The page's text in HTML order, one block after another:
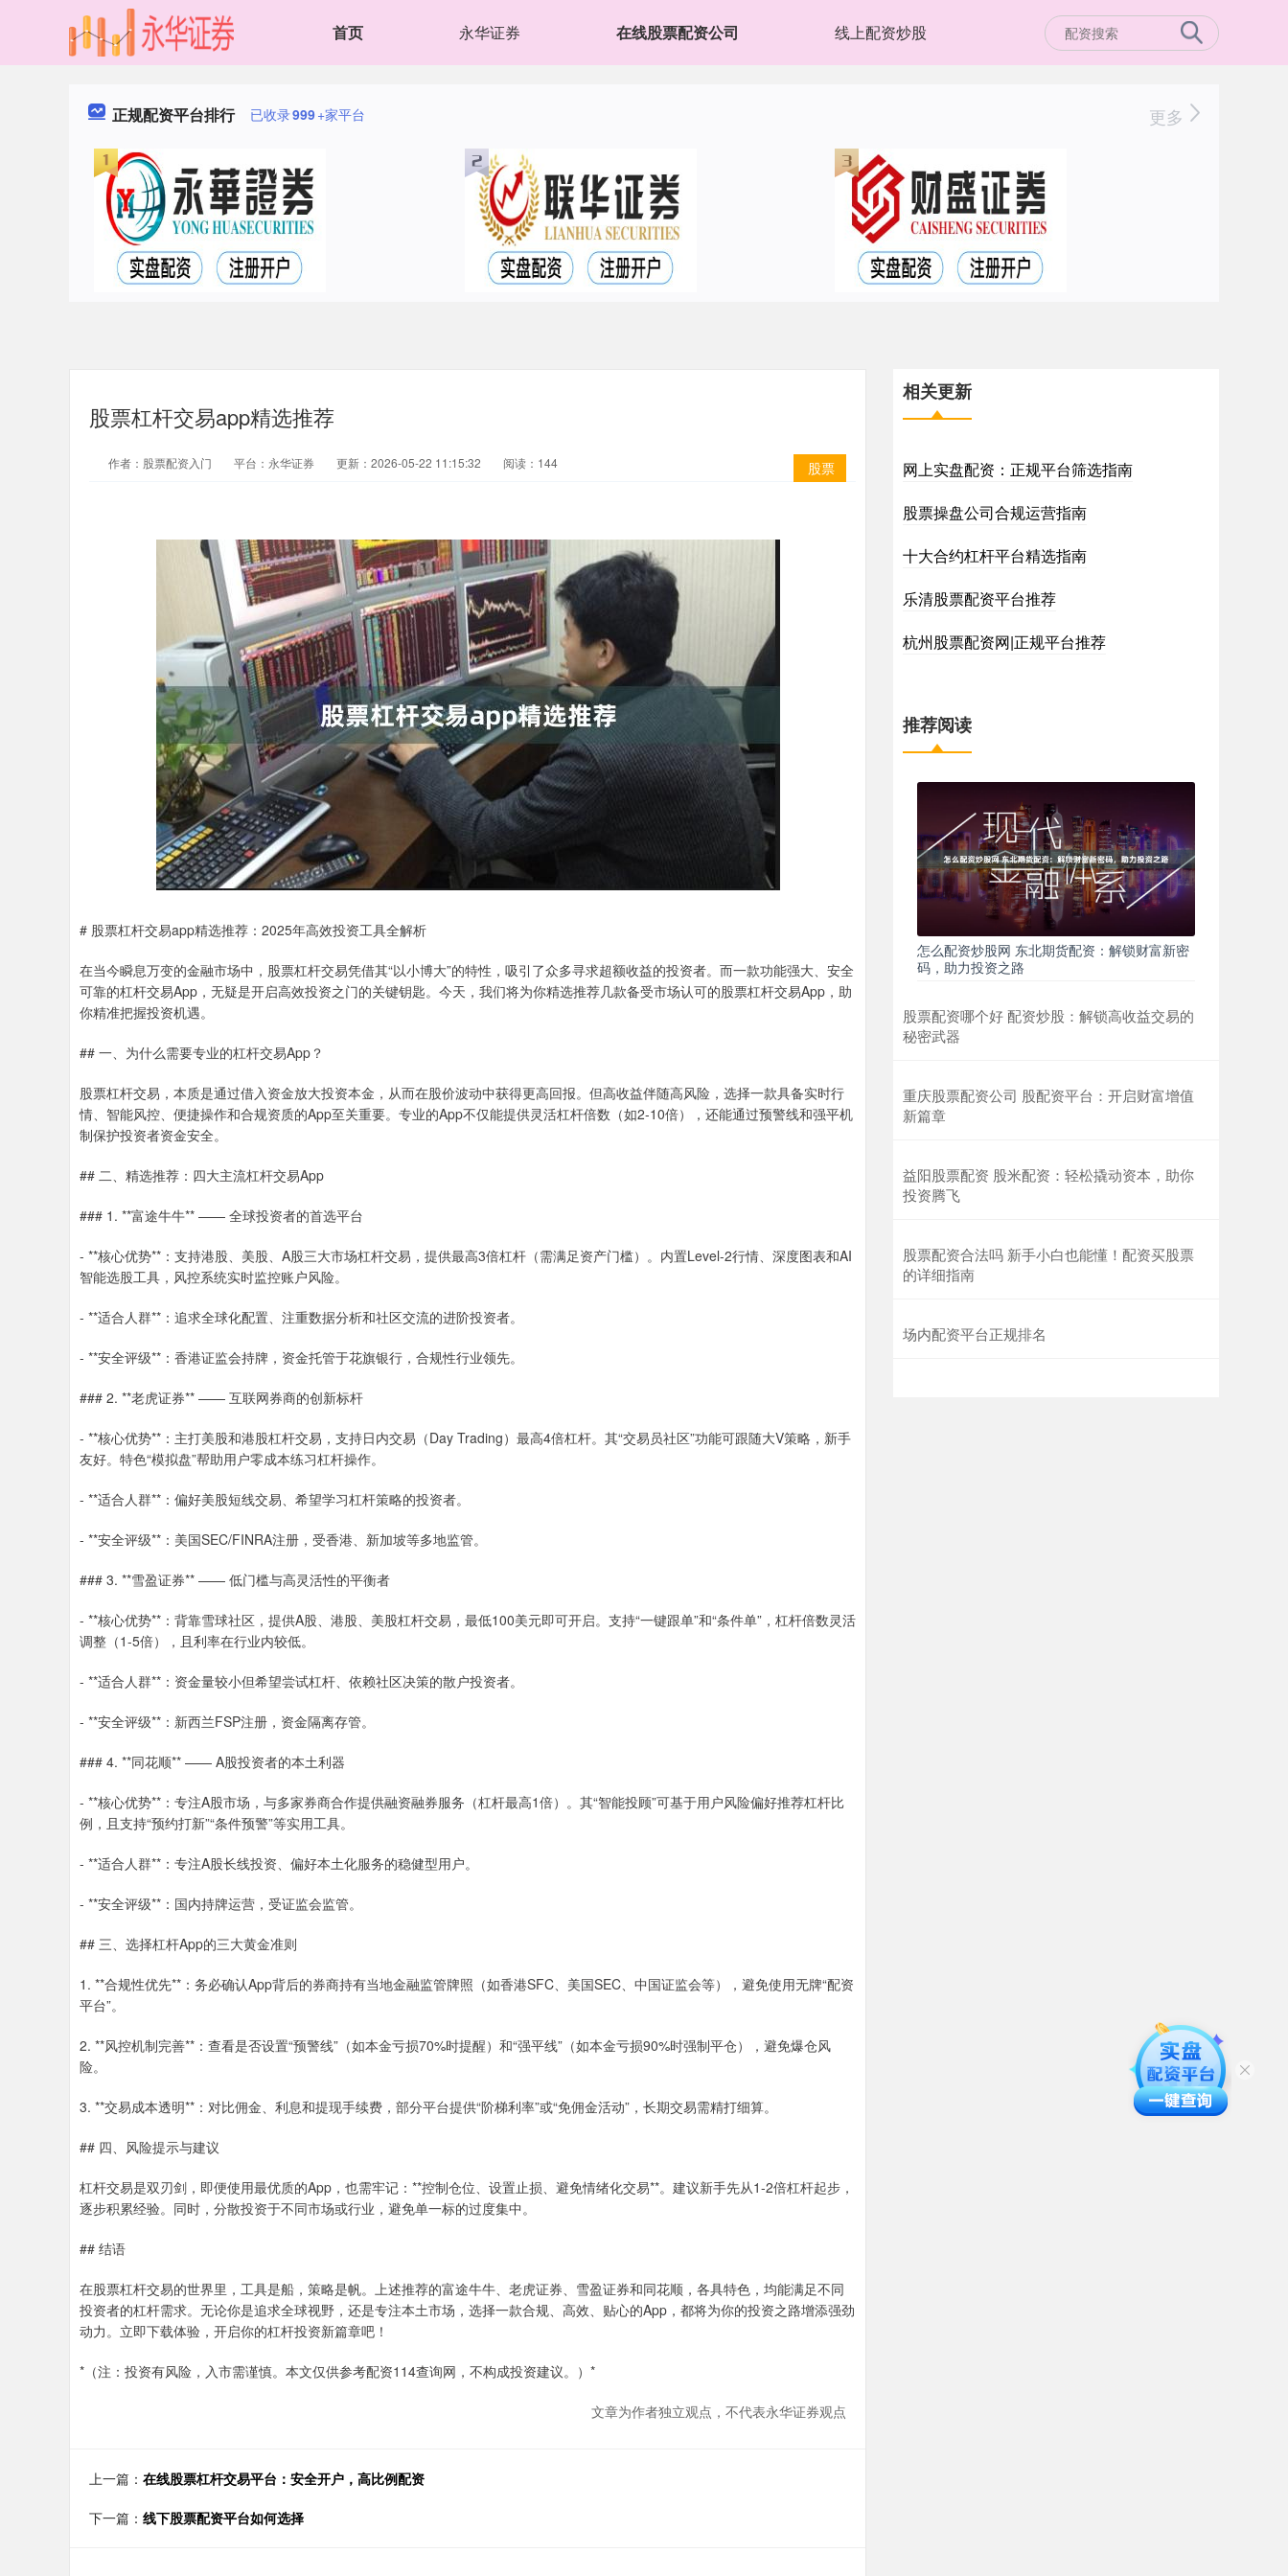
首页 永华证券 在线股票配资公司 线上配资炒股
正规配资平台排行 已收录999+家平台 更多
股票杠杆交易app精选推荐
股票
作者：股票配资入门 平台：永华证券 更新：2026-05-22 11:15:32 阅读：144
# 股票杠杆交易app精选推荐：2025年高效投资工具全解析
在当今瞬息万变的金融市场中，股票杠杆交易凭借其“以小博大”的特性，吸引了众多寻求超额收益的投资者。而一款功能强大、安全
可靠的杠杆交易App，无疑是开启高效投资之门的关键钥匙。今天，我们将为你精选推荐几款备受市场认可的股票杠杆交易App，助
你精准把握投资机遇。
## 一、为什么需要专业的杠杆交易App？
股票杠杆交易，本质是通过借入资金放大投资本金，从而在股价波动中获得更高回报。但高收益伴随高风险，选择一款具备实时行
情、智能风控、便捷操作和合规资质的App至关重要。专业的App不仅能提供灵活杠杆倍数（如2-10倍），还能通过预警线和强平机
制保护投资者资金安全。
## 二、精选推荐：四大主流杠杆交易App
### 1. **富途牛牛** —— 全球投资者的首选平台
- **核心优势**：支持港股、美股、A股三大市场杠杆交易，提供最高3倍杠杆（需满足资产门槛）。内置Level-2行情、深度图表和AI
智能选股工具，风控系统实时监控账户风险。
- **适合人群**：追求全球化配置、注重数据分析和社区交流的进阶投资者。
- **安全评级**：香港证监会持牌，资金托管于花旗银行，合规性行业领先。
### 2. **老虎证券** —— 互联网券商的创新标杆
- **核心优势**：主打美股和港股杠杆交易，支持日内交易（Day Trading）最高4倍杠杆。其“交易员社区”功能可跟随大V策略，新手
友好。特色“模拟盘”帮助用户零成本练习杠杆操作。
- **适合人群**：偏好美股短线交易、希望学习杠杆策略的投资者。
- **安全评级**：美国SEC/FINRA注册，受香港、新加坡等多地监管。
### 3. **雪盈证券** —— 低门槛与高灵活性的平衡者
- **核心优势**：背靠雪球社区，提供A股、港股、美股杠杆交易，最低100美元即可开启。支持“一键跟单”和“条件单”，杠杆倍数灵活
调整（1-5倍），且利率在行业内较低。
- **适合人群**：资金量较小但希望尝试杠杆、依赖社区决策的散户投资者。
- **安全评级**：新西兰FSP注册，资金隔离存管。
### 4. **同花顺** —— A股投资者的本土利器
- **核心优势**：专注A股市场，与多家券商合作提供融资融券服务（杠杆最高1倍）。其“智能投顾”可基于用户风险偏好推荐杠杆比
例，且支持“预约打新”“条件预警”等实用工具。
- **适合人群**：专注A股长线投资、偏好本土化服务的稳健型用户。
- **安全评级**：国内持牌运营，受证监会监管。
## 三、选择杠杆App的三大黄金准则
1. **合规性优先**：务必确认App背后的券商持有当地金融监管牌照（如香港SFC、美国SEC、中国证监会等），避免使用无牌“配资
平台”。
2. **风控机制完善**：查看是否设置“预警线”（如本金亏损70%时提醒）和“强平线”（如本金亏损90%时强制平仓），避免爆仓风
险。
3. **交易成本透明**：对比佣金、利息和提现手续费，部分平台提供“阶梯利率”或“免佣金活动”，长期交易需精打细算。
## 四、风险提示与建议
杠杆交易是双刃剑，即便使用最优质的App，也需牢记：**控制仓位、设置止损、避免情绪化交易**。建议新手先从1-2倍杠杆起步，
逐步积累经验。同时，分散投资于不同市场或行业，避免单一标的过度集中。
## 结语
在股票杠杆交易的世界里，工具是船，策略是帆。上述推荐的富途牛牛、老虎证券、雪盈证券和同花顺，各具特色，均能满足不同
投资者的杠杆需求。无论你是追求全球视野，还是专注本土市场，选择一款合规、高效、贴心的App，都将为你的投资之路增添强劲
动力。立即下载体验，开启你的杠杆投资新篇章吧！
*（注：投资有风险，入市需谨慎。本文仅供参考配资114查询网，不构成投资建议。）*
文章为作者独立观点，不代表永华证券观点
上一篇： 在线股票杠杆交易平台：安全开户，高比例配资
下一篇： 线下股票配资平台如何选择
相关更新
网上实盘配资：正规平台筛选指南
股票操盘公司合规运营指南
十大合约杠杆平台精选指南
乐清股票配资平台推荐
杭州股票配资网|正规平台推荐
推荐阅读
怎么配资炒股网 东北期货配资：解锁财富新密
码，助力投资之路
股票配资哪个好 配资炒股：解锁高收益交易的
秘密武器
重庆股票配资公司 股配资平台：开启财富增值
新篇章
益阳股票配资 股米配资：轻松撬动资本，助你
投资腾飞
股票配资合法吗 新手小白也能懂！配资买股票
的详细指南
场内配资平台正规排名